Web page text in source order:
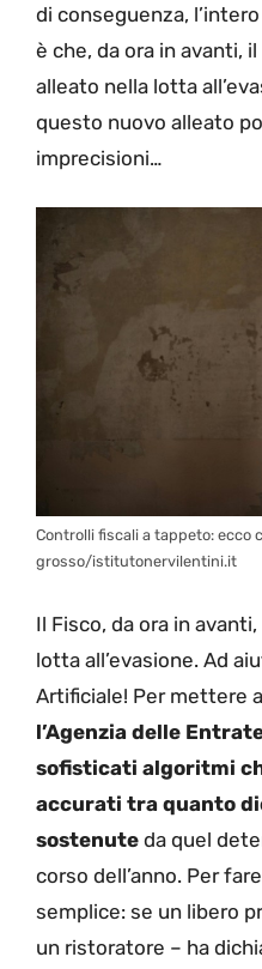
di conseguenza,
è che, da ora in avanti,
alleato nella lotta
questo nuovo alleato
imprecisioni…
Controlli fiscali a tappeto: ecco
grosso/istitutonervilentini.it
Il Fisco, da ora in
lotta all’evasione. Ad
Artificiale! Per mettere
l’Agenzia delle
sofisticati algoritmi
accurati tra quanto
sostenute da quel
corso dell’anno. Per
semplice: se un libero
un ristoratore – ha